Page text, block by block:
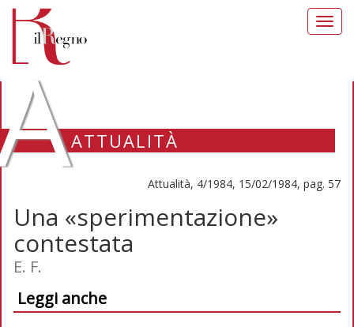
ATTUALITÀ
Attualità, 4/1984, 15/02/1984, pag. 57
Una «sperimentazione»
contestata
E. F.
Leggi anche